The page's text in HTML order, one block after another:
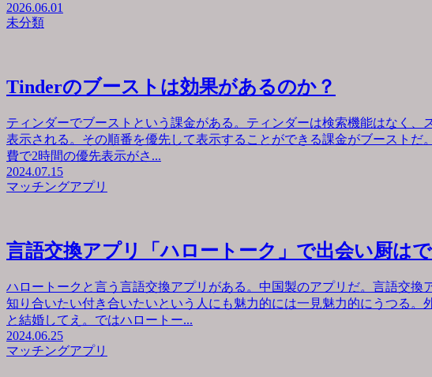
2026.06.01
未分類
Tinderのブーストは効果があるのか？
ティンダーでブーストという課金がある。ティンダーは検索機能はなく、
表示される。その順番を優先して表示することができる課金がブーストだ
費で2時間の優先表示がさ...
2024.07.15
マッチングアプリ
言語交換アプリ「ハロートーク」で出会い厨は
ハロートークと言う言語交換アプリがある。中国製のアプリだ。言語交換
知り合いたい付き合いたいという人にも魅力的には一見魅力的にうつる。
と結婚してえ。ではハロートー...
2024.06.25
マッチングアプリ